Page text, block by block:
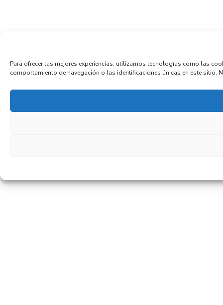
Para ofrecer las mejores experiencias, utilizamos tecnologías como las
comportamiento de navegación o las identificaciones únicas en este sitio.